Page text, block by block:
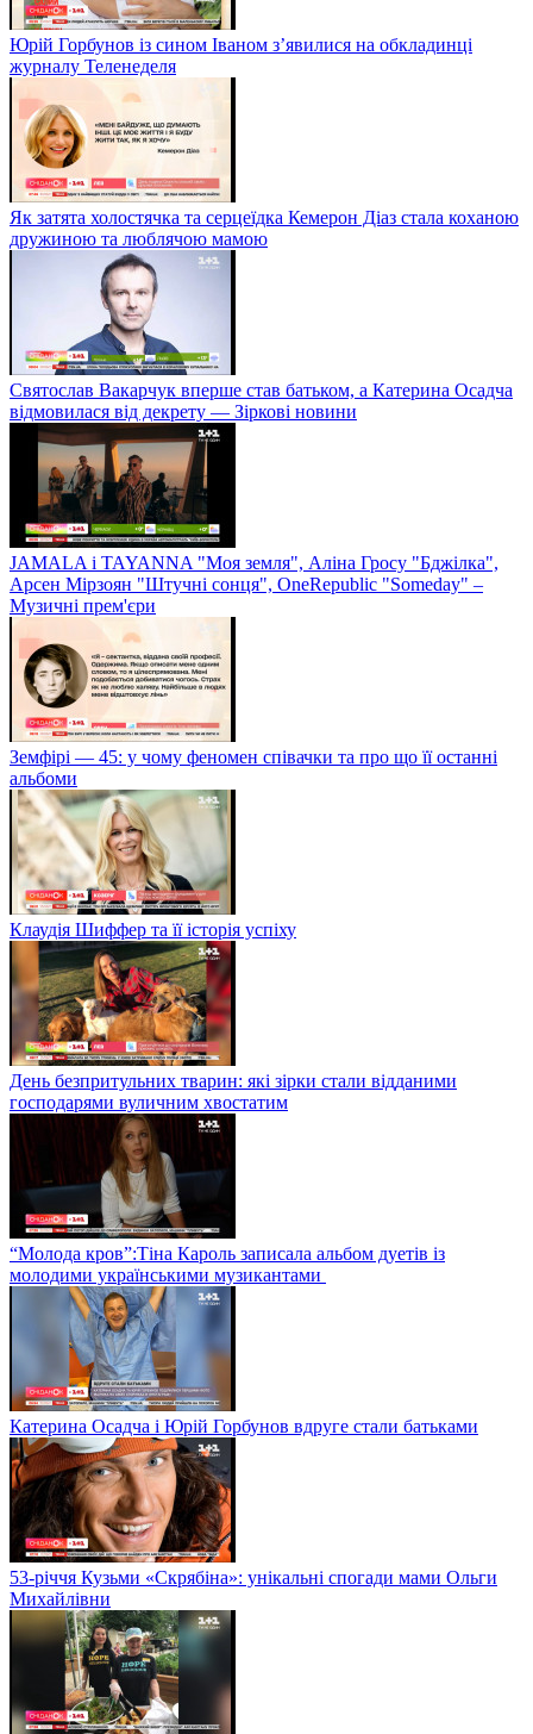
Юрій Горбунов із сином Іваном з’явилися на обкладинці
журналу Теленеделя
Як затята холостячка та серцеїдка Кемерон Діаз стала коханою
дружиною та люблячою мамою
Святослав Вакарчук вперше став батьком, а Катерина Осадча
відмовилася від декрету — Зіркові новини
JAMALA і TAYANNA "Моя земля", Аліна Гросу "Бджілка",
Арсен Мірзоян "Штучні сонця", OneRepublic "Someday" –
Музичні прем'єри
Земфірі — 45: у чому феномен співачки та про що її останні
альбоми
Клаудія Шиффер та її історія успіху
День безпритульних тварин: які зірки стали відданими
господарями вуличним хвостатим
“Молода кров”:Тіна Кароль записала альбом дуетів із
молодими українськими музикантами
Катерина Осадча і Юрій Горбунов вдруге стали батьками
53-річчя Кузьми «Скрябіна»: унікальні спогади мами Ольги
Михайлівни